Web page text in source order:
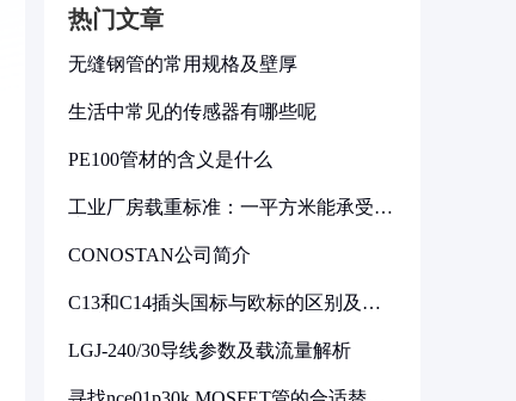
热门文章
无缝钢管的常用规格及壁厚
生活中常见的传感器有哪些呢
PE100管材的含义是什么
工业厂房载重标准：一平方米能承受多
CONOSTAN公司简介
C13和C14插头国标与欧标的区别及其
LGJ-240/30导线参数及载流量解析